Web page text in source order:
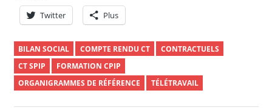
Twitter Plus
BILAN SOCIAL COMPTE RENDU CT
CONTRACTUELS
CT SPIP
FORMATION CPIP
ORGANIGRAMMES DE RÉFÉRENCE
TÉLÉTRAVAIL